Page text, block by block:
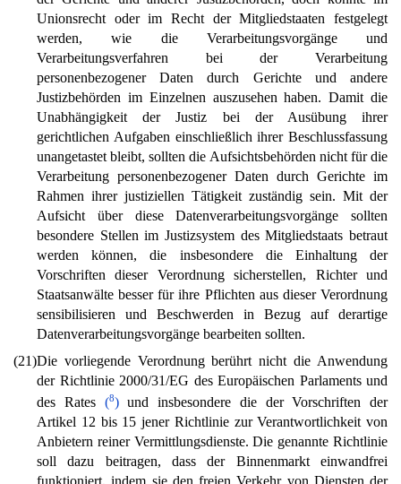
Unionsrecht oder im Recht der Mitgliedstaaten festgelegt
werden, wie die Verarbeitungsvorgänge und
Verarbeitungsverfahren bei der Verarbeitung
personenbezogener Daten durch Gerichte und andere
Justizbehörden im Einzelnen auszusehen haben. Damit die
Unabhängigkeit der Justiz bei der Ausübung ihrer
gerichtlichen Aufgaben einschließlich ihrer Beschlussfassung
unangetastet bleibt, sollten die Aufsichtsbehörden nicht für die
Verarbeitung personenbezogener Daten durch Gerichte im
Rahmen ihrer justiziellen Tätigkeit zuständig sein. Mit der
Aufsicht über diese Datenverarbeitungsvorgänge sollten
besondere Stellen im Justizsystem des Mitgliedstaats betraut
werden können, die insbesondere die Einhaltung der
Vorschriften dieser Verordnung sicherstellen, Richter und
Staatsanwälte besser für ihre Pflichten aus dieser Verordnung
sensibilisieren und Beschwerden in Bezug auf derartige
Datenverarbeitungsvorgänge bearbeiten sollten.
(21)Die vorliegende Verordnung berührt nicht die Anwendung
der Richtlinie 2000/31/EG des Europäischen Parlaments und
des Rates (8)und insbesondere die der Vorschriften der
Artikel 12 bis 15 jener Richtlinie zur Verantwortlichkeit von
Anbietern reiner Vermittlungsdienste. Die genannte Richtlinie
soll dazu beitragen, dass der Binnenmarkt einwandfrei